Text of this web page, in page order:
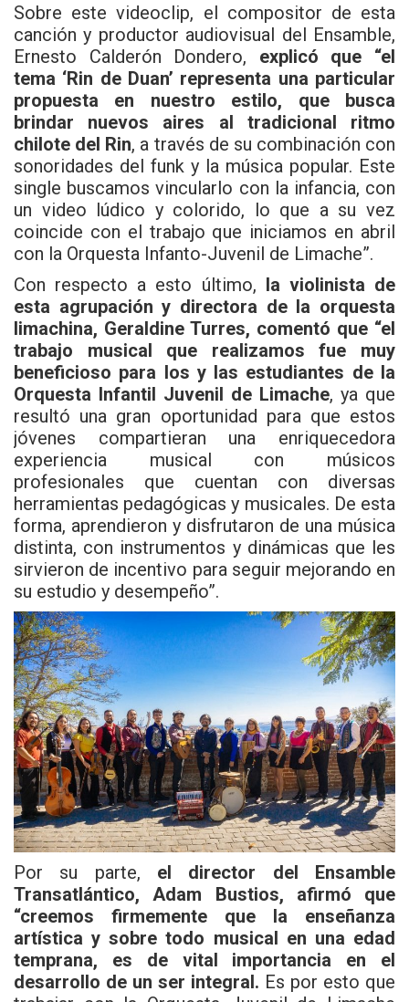
Sobre este videoclip, el compositor de esta
canción y productor audiovisual del Ensamble,
Ernesto Calderón Dondero, explicó que “el
tema ‘Rin de Duan’ representa una particular
propuesta en nuestro estilo, que busca
brindar nuevos aires al tradicional ritmo
chilote del Rin, a través de su combinación con
sonoridades del funk y la música popular. Este
single buscamos vincularlo con la infancia, con
un video lúdico y colorido, lo que a su vez
coincide con el trabajo que iniciamos en abril
con la Orquesta Infanto-Juvenil de Limache”.
Con respecto a esto último, la violinista de
esta agrupación y directora de la orquesta
limachina, Geraldine Turres, comentó que “el
trabajo musical que realizamos fue muy
beneficioso para los y las estudiantes de la
Orquesta Infantil Juvenil de Limache, ya que
resultó una gran oportunidad para que estos
jóvenes compartieran una enriquecedora
experiencia musical con músicos
profesionales que cuentan con diversas
herramientas pedagógicas y musicales. De esta
forma, aprendieron y disfrutaron de una música
distinta, con instrumentos y dinámicas que les
sirvieron de incentivo para seguir mejorando en
su estudio y desempeño”.
Por su parte, el director del Ensamble
Transatlántico, Adam Bustios, afirmó que
“creemos firmemente que la enseñanza
artística y sobre todo musical en una edad
temprana, es de vital importancia en el
desarrollo de un ser integral. Es por esto que